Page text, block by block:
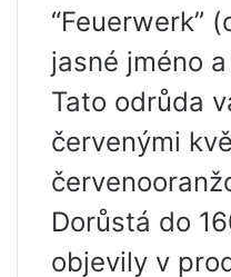
“Feuerwerk”
jasné jméno
Tato odrůda
červenými
Dorůstá do
objevily v